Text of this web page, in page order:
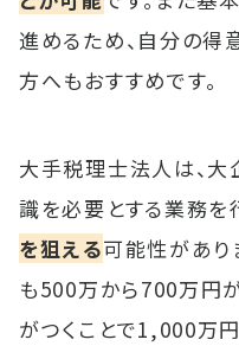
進めるため、自分の得
方へもおすすめです。
大手税理士法人は、
識を必要とする業務を
を狙える可能性があり
も500万から700万円
がつくことで1,000万